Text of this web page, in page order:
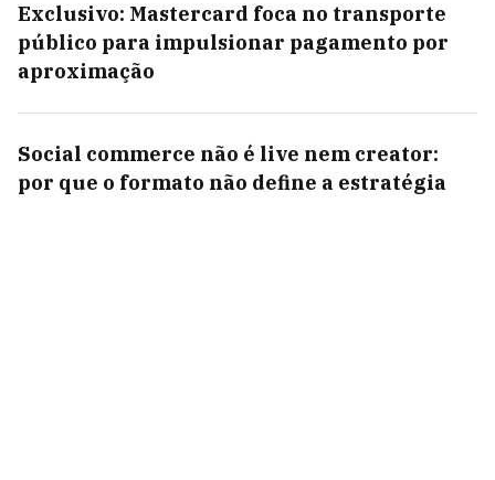
Exclusivo: Mastercard foca no transporte
público para impulsionar pagamento por
aproximação
Social commerce não é live nem creator:
por que o formato não define a estratégia